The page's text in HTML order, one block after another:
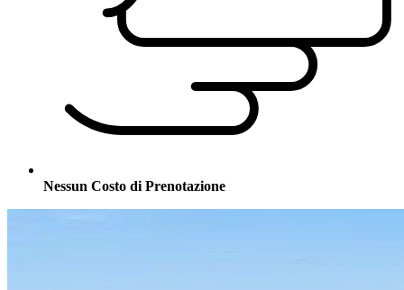
Nessun Costo di Prenotazione